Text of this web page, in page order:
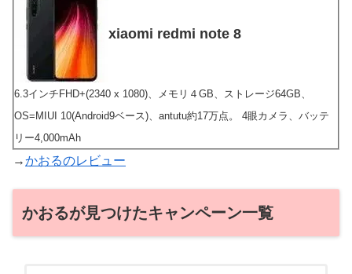
xiaomi redmi note 8
6.3インチFHD+(2340 x 1080)、メモリ４GB、ストレージ64GB、
OS=MIUI 10(Android9ベース)、antutu約17万点。 4眼カメラ、バッテ
リー4,000mAh
→かおるのレビュー
かおるが見つけたキャンペーン一覧